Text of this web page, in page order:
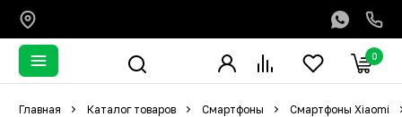
0
Главная Каталог товаров Смартфоны Смартфоны Xiaomi